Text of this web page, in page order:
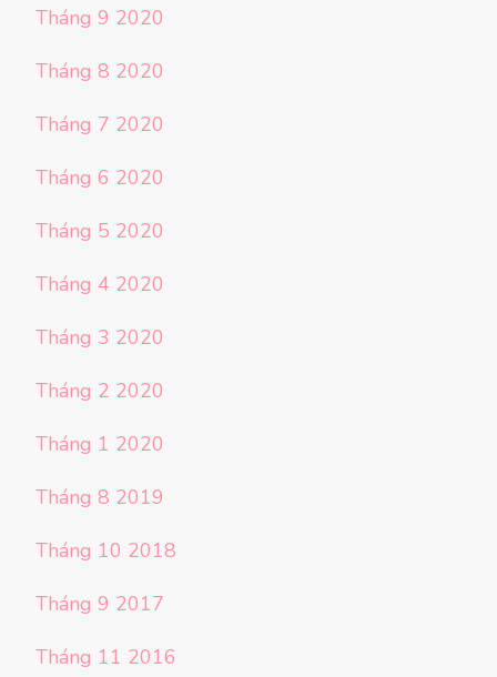
Tháng 9 2020
Tháng 8 2020
Tháng 7 2020
Tháng 6 2020
Tháng 5 2020
Tháng 4 2020
Tháng 3 2020
Tháng 2 2020
Tháng 1 2020
Tháng 8 2019
Tháng 10 2018
Tháng 9 2017
Tháng 11 2016